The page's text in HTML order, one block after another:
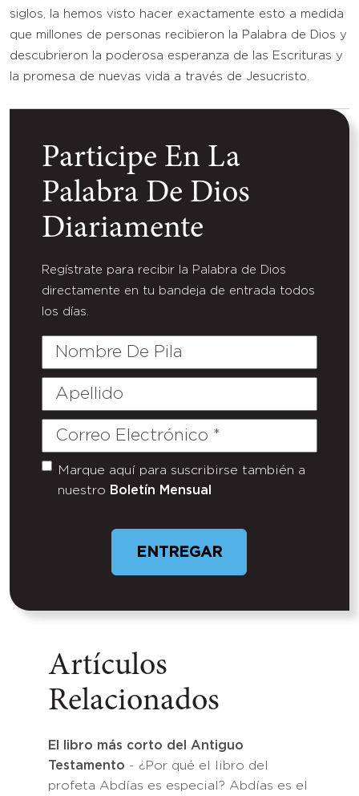
siglos, la hemos visto hacer exactamente esto a medida
que millones de personas recibieron la Palabra de Dios y
descubrieron la poderosa esperanza de las Escrituras y
la promesa de nuevas vida a través de Jesucristo.
Participe En La
Palabra De Dios
Diariamente
Regístrate para recibir la Palabra de Dios
directamente en tu bandeja de entrada todos
los días.
Nombre
Pila
Apellido
Correo
Untitled
Marque aquí para suscribirse también a
nuestro Boletín Mensual
Artículos
Relacionados
El libro más corto del Antiguo
Testamento - ¿Por qué el libro del
profeta Abdías es especial? Abdías es el